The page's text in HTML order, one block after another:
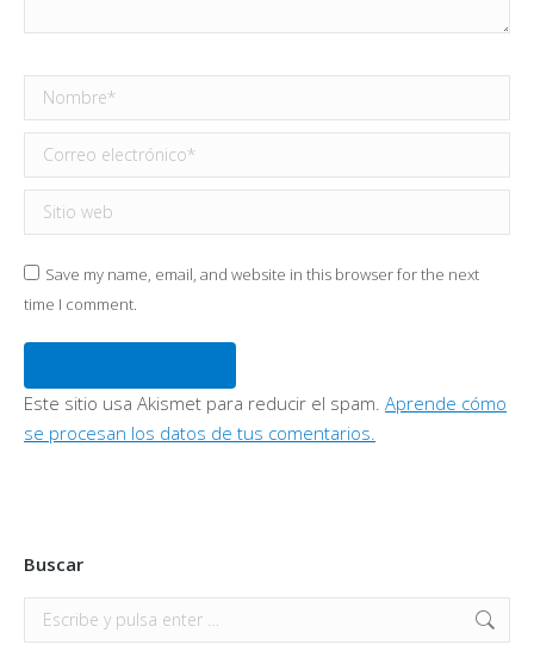
Nombre *
Correo electrónico *
Sitio web
Save my name, email, and website in this browser for the next
time I comment.
Este sitio usa Akismet para reducir el spam. Aprende cómo
se procesan los datos de tus comentarios.
Buscar
Buscar: